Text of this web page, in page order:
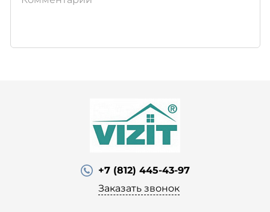
+7 (812) 445-43-97
Заказать звонок